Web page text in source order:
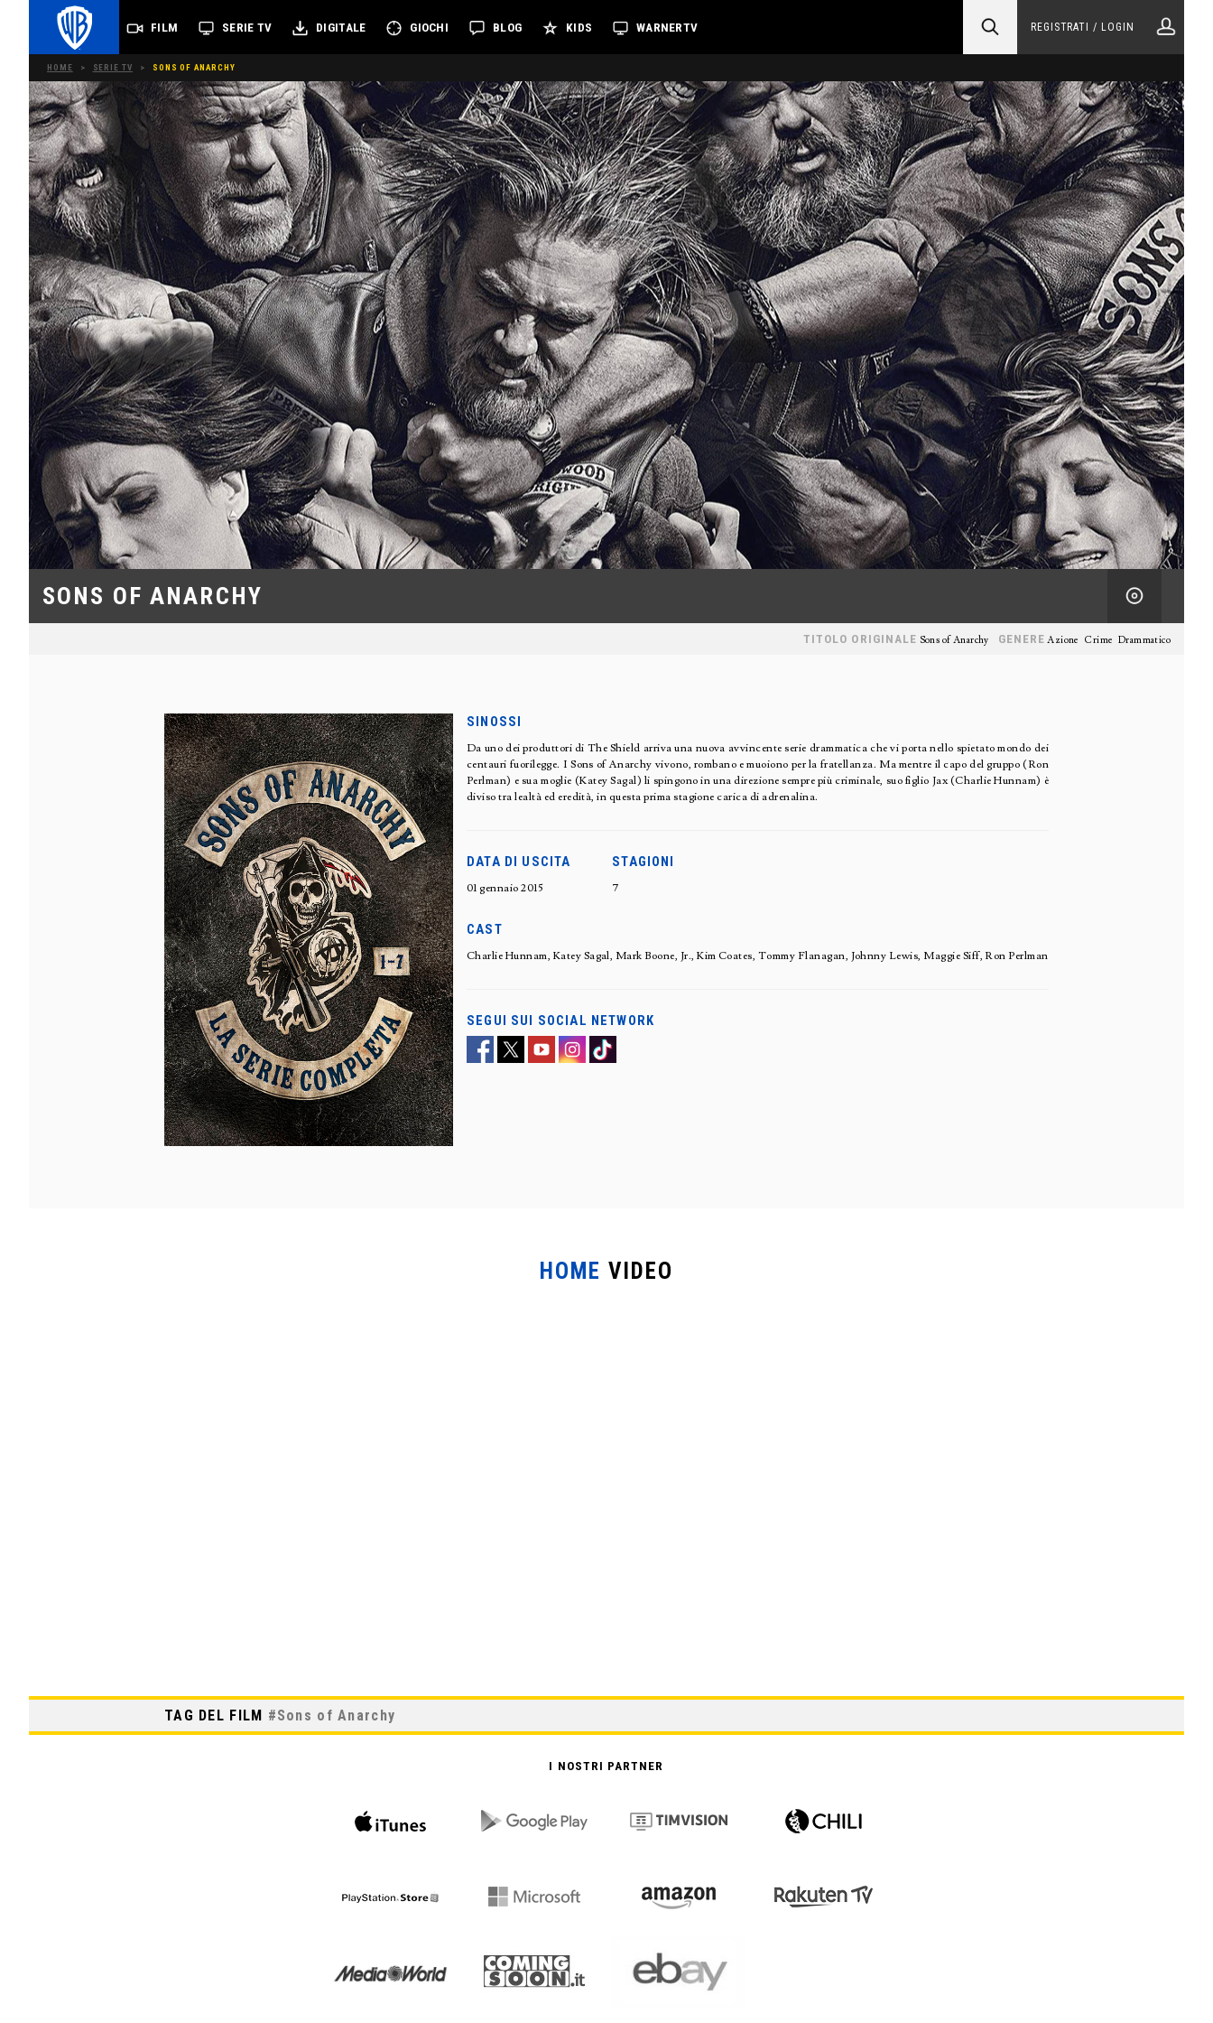
FILM SERIE TV DIGITALE GIOCHI BLOG KIDS WARNERTV REGISTRATI / LOGIN
HOME > SERIE TV > SONS OF ANARCHY
SONS OF ANARCHY
GENERE Azione Crime Drammatico
TITOLO ORIGINALE Sons of Anarchy
SINOSSI
Da uno dei produttori di The Shield arriva una nuova avvincente serie drammatica che vi porta nello spietato mondo dei
centauri fuorilegge. I Sons of Anarchy vivono, rombano e muoiono per la fratellanza. Ma mentre il capo del gruppo (Ron
Perlman) e sua moglie (Katey Sagal) li spingono in una direzione sempre più criminale, suo figlio Jax (Charlie Hunnam) è
diviso tra lealtà ed eredità, in questa prima stagione carica di adrenalina.
DATA DI USCITA
01 gennaio 2015
STAGIONI
7
CAST
Charlie Hunnam, Katey Sagal, Mark Boone, Jr., Kim Coates, Tommy Flanagan, Johnny Lewis, Maggie Siff, Ron Perlman
SEGUI SUI SOCIAL NETWORK
HOME VIDEO
TAG DEL FILM #Sons of Anarchy
I NOSTRI PARTNER